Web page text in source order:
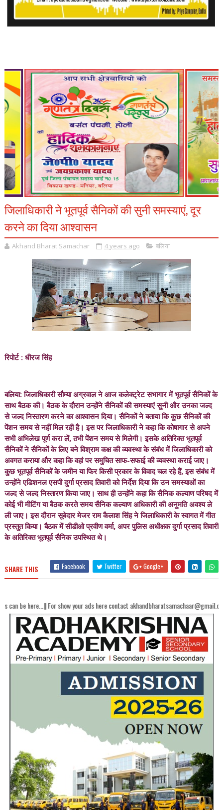
जिलाधिकारी ने भूतपूर्व सैनिकों की सुनी समस्याएं, दूर
करने का दिया आश्वासन
Akhand Bharat Samachar 4 years ago बलिया
रिपोर्ट : धीरज सिंह
बलिया: जिलाधिकारी सौम्या अग्रवाल ने आज कलेक्ट्रेट सभागार में भूतपूर्व सैनिकों के
साथ बैठक की। बैठक के दौरान उन्होंने सैनिकों की समस्याएं सुनी और उनका जल्द
से जल्द निस्तारण करने का आश्वासन दिया। सैनिकों ने बताया कि कुछ सैनिकों की
पेंशन समय से नहीं मिल रही है। इस पर जिलाधिकारी ने कहा कि कोषागार से अपने
सभी अभिलेख पूर्ण करा लें, तभी पेंशन समय से मिलेगी। इसके अतिरिक्त भूतपूर्व
सैनिकों ने सैनिकों के लिए बने विश्राम कक्ष की व्यवस्था के संबंध में जिलाधिकारी को
अवगत कराया और कहा कि वहां पर समुचित साफ-सफाई की व्यवस्था कराई जाए।
कुछ भूतपूर्व सैनिकों के जमीन या फिर किसी प्रकार के विवाद चल रहे हैं, इस संबंध में
उन्होंने एडिशनल एसपी दुर्गा प्रसाद तिवारी को निर्देश दिया कि उन समस्याओं का
जल्द से जल्द निस्तारण किया जाए। साथ ही उन्होंने कहा कि सैनिक कल्याण परिषद में
कोई भी मीटिंग या बैठक करते समय सैनिक कल्याण अधिकारी की अनुमति अवश्य ले
ली जाए। इस दौरान सूबेदार मेजर राम कैलाश सिंह ने जिलाधिकारी के स्वागत में गीत
प्रस्तुत किया। बैठक में सीडीओ प्रवीण वर्मा, अपर पुलिस अधीक्षक दुर्गा प्रसाद तिवारी
के अतिरिक्त भूतपूर्व सैनिक उपस्थित थे।
SHARE THIS Facebook Twitter Google+
For show your ads here contact akhandbharatsamachaar@gmail.com...